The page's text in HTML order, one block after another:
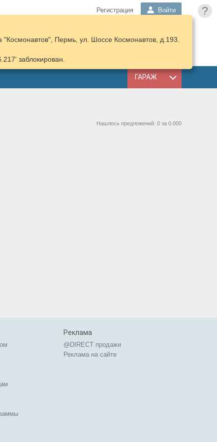
?
Регистрация Войти
КОРЗИНА
ПОДОБРАТЬ
ГАРАЖ
Пермь, ул. Шоссе Космонавтов, д.193.
заблокирован.
Нашлось предложений: 0 за 0.000
Реклама
@DIRECT продажи
Реклама на сайте